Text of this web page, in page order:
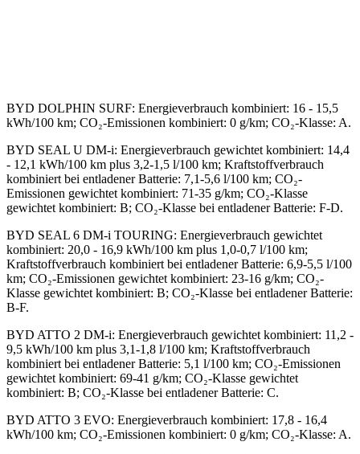
BYD DOLPHIN SURF: Energieverbrauch kombiniert: 16 - 15,5
kWh/100 km; CO₂-Emissionen kombiniert: 0 g/km; CO₂-Klasse: A.
BYD SEAL U DM-i: Energieverbrauch gewichtet kombiniert: 14,4
- 12,1 kWh/100 km plus 3,2-1,5 l/100 km; Kraftstoffverbrauch
kombiniert bei entladener Batterie: 7,1-5,6 l/100 km; CO₂-
Emissionen gewichtet kombiniert: 71-35 g/km; CO₂-Klasse
gewichtet kombiniert: B; CO₂-Klasse bei entladener Batterie: F-D.
BYD SEAL 6 DM-i TOURING: Energieverbrauch gewichtet
kombiniert: 20,0 - 16,9 kWh/100 km plus 1,0-0,7 l/100 km;
Kraftstoffverbrauch kombiniert bei entladener Batterie: 6,9-5,5 l/100
km; CO₂-Emissionen gewichtet kombiniert: 23-16 g/km; CO₂-
Klasse gewichtet kombiniert: B; CO₂-Klasse bei entladener Batterie:
B-F.
BYD ATTO 2 DM-i: Energieverbrauch gewichtet kombiniert: 11,2 -
9,5 kWh/100 km plus 3,1-1,8 l/100 km; Kraftstoffverbrauch
kombiniert bei entladener Batterie: 5,1 l/100 km; CO₂-Emissionen
gewichtet kombiniert: 69-41 g/km; CO₂-Klasse gewichtet
kombiniert: B; CO₂-Klasse bei entladener Batterie: C.
BYD ATTO 3 EVO: Energieverbrauch kombiniert: 17,8 - 16,4
kWh/100 km; CO₂-Emissionen kombiniert: 0 g/km; CO₂-Klasse: A.